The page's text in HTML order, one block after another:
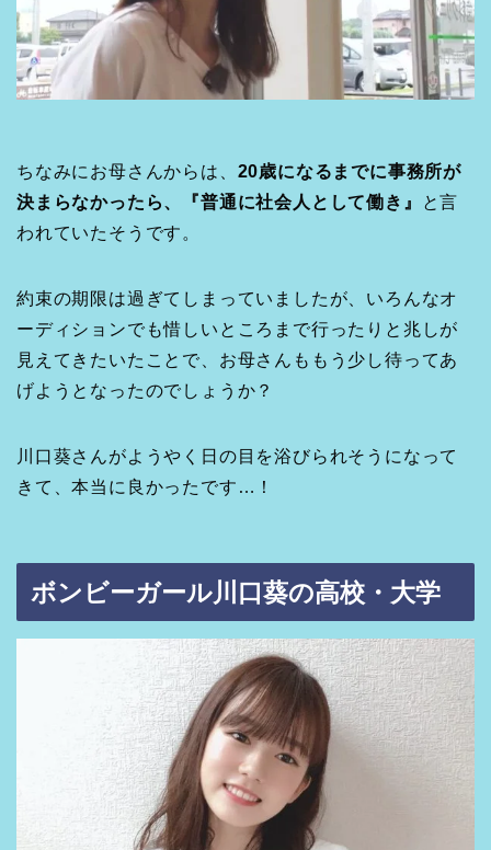
ちなみにお母さんからは、 20歳になるまでに事務所が
決まらなかったら、『普通に社会人として働き』
と言
われていたそうです。
約束の期限は過ぎてしまっていましたが、いろんなオ
ーディションでも惜しいところまで行ったりと兆しが
見えてきたいたことで、お母さんももう少し待ってあ
げようとなったのでしょうか？
川口葵さんがようやく日の目を浴びられそうになって
きて、本当に良かったです…！
ボンビーガール川口葵の高校・大学